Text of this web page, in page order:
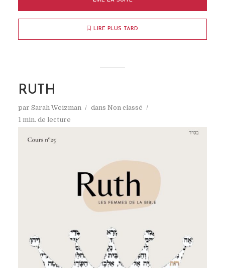
LIRE PLUS TARD
RUTH
par Sarah Weizman dans Non classé
1 min. de lecture